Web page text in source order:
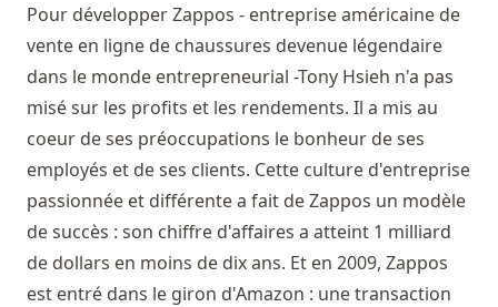
Pour développer Zappos - entreprise américaine de
vente en ligne de chaussures devenue légendaire
dans le monde entrepreneurial -Tony Hsieh n'a pas
misé sur les profits et les rendements. Il a mis au
coeur de ses préoccupations le bonheur de ses
employés et de ses clients. Cette culture d'entreprise
passionnée et différente a fait de Zappos un modèle
de succès : son chiffre d'affaires a atteint 1 milliard
de dollars en moins de dix ans. Et en 2009, Zappos
est entré dans le giron d'Amazon : une transaction